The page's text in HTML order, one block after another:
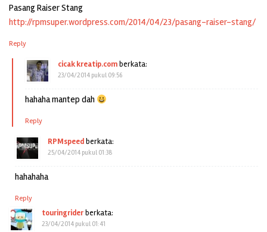
Pasang Raiser Stang
http://rpmsuper.wordpress.com/2014/04/23/pasang-raiser-stang/
Reply
cicak kreatip.comberkata:
23/04/2014 pukul 09:56
hahaha mantep dah
Reply
RPMspeedberkata:
25/04/2014 pukul 01:38
hahahaha
Reply
touringriderberkata:
23/04/2014 pukul 01:41